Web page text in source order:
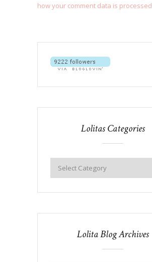
how your comment data is processed
Lolitas Categories
Lolita Blog Archives